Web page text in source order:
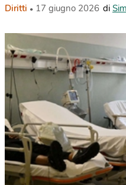
Diritti 17 giugno 2026 di